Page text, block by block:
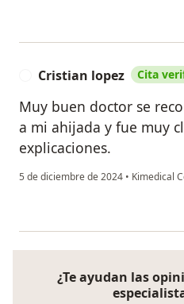
Cristian lopez Cita
Muy buen doctor se
a mi ahijada y fue muy
explicaciones.
5 de diciembre de 2024 • Kimedical
¿Te ayudan las